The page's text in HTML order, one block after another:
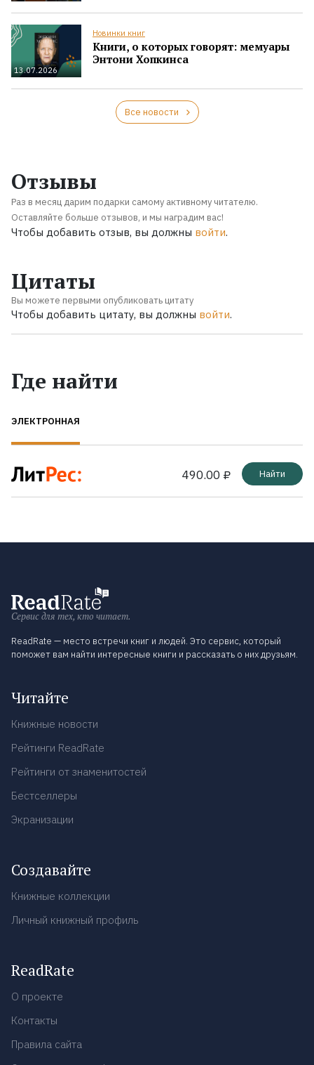
13.07.2026
Новинки книг
Книги, о которых говорят: мемуары
Энтони Хопкинса
Все новости
Отзывы
Раз в месяц дарим подарки самому активному читателю.
Оставляйте больше отзывов, и мы наградим вас!
Чтобы добавить отзыв, вы должны войти.
Цитаты
Вы можете первыми опубликовать цитату
Чтобы добавить цитату, вы должны войти.
Где найти
ЭЛЕКТРОННАЯ
490.00 ₽ Найти
Сервис для тех, кто читает.
ReadRate — место встречи книг и людей. Это сервис, который
поможет вам найти интересные книги и рассказать о них друзьям.
Читайте
Книжные новости
Рейтинги ReadRate
Рейтинги от знаменитостей
Бестселлеры
Экранизации
Создавайте
Книжные коллекции
Личный книжный профиль
ReadRate
О проекте
Контакты
Правила сайта